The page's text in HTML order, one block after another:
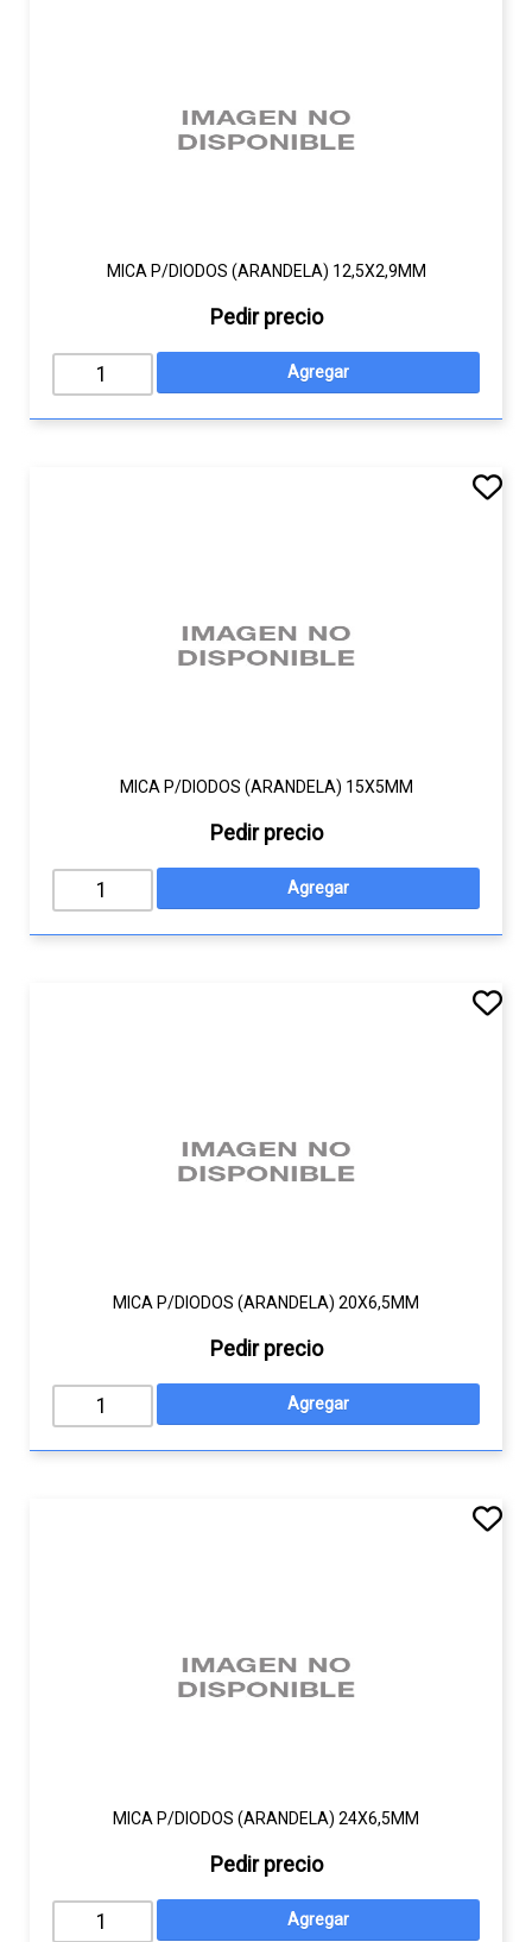
MICA P/DIODOS (ARANDELA) 12,5X2,9MM
Pedir precio
MICA P/DIODOS (ARANDELA) 15X5MM
Pedir precio
MICA P/DIODOS (ARANDELA) 20X6,5MM
Pedir precio
MICA P/DIODOS (ARANDELA) 24X6,5MM
Pedir precio